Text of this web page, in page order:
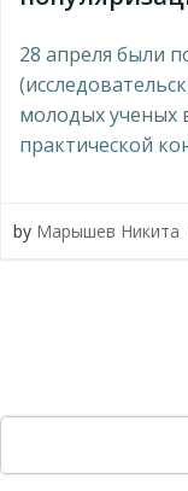
28 апреля были
молодых ученых
практической
by Марышев Никита
Поиск